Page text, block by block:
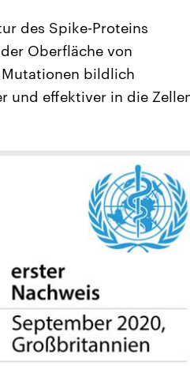
des Spike-Proteins
Oberfläche von
Mutationen bildlich
und effektiver in die